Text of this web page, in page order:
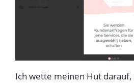
Ich wette meinen Hut darauf,